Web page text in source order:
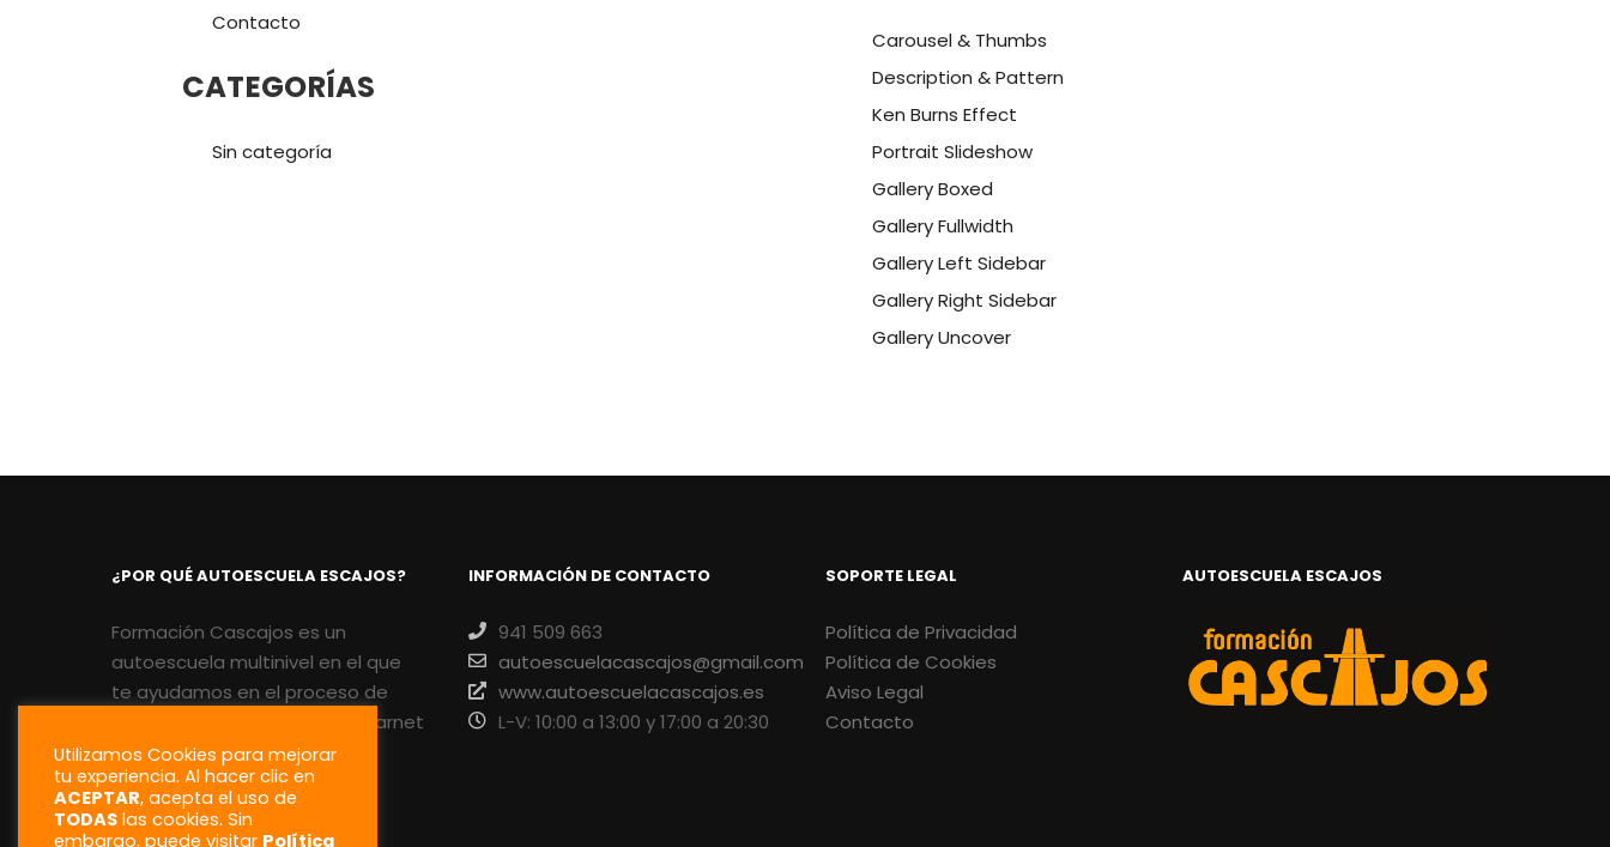
Contacto
CATEGORÍAS
Sin categoría
Carousel & Thumbs
Description & Pattern
Ken Burns Effect
Portrait Slideshow
Gallery Boxed
Gallery Fullwidth
Gallery Left Sidebar
Gallery Right Sidebar
Gallery Uncover
¿POR QUÉ AUTOESCUELA ESCAJOS?
Formación Cascajos es un
autoescuela multinivel en el que
te ayudamos en el proceso de
aprendizaje para sacarte el carnet
que necesites.
Servicio profesional, precios
competitivos y metodología
INFORMACIÓN DE CONTACTO
941 509 663
autoescuelacascajos@gmail.com
www.autoescuelacascajos.es
L-V: 10:00 a 13:00 y 17:00 a 20:30
SOPORTE LEGAL
Política de Privacidad
Política de Cookies
Aviso Legal
Contacto
AUTOESCUELA ESCAJOS
Utilizamos Cookies para mejorar
tu experiencia. Al hacer clic en
ACEPTAR, acepta el uso de
TODAS las cookies. Sin
embargo, puede visitar Política